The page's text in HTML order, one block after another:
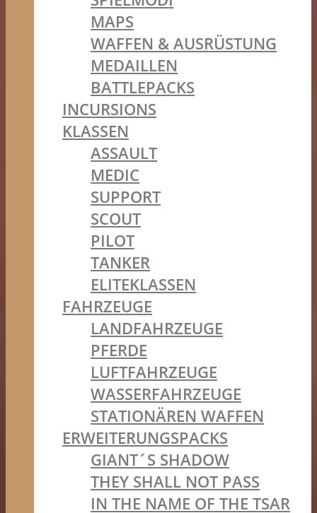
MAPS
WAFFEN & AUSRÜSTUNG
MEDAILLEN
BATTLEPACKS
INCURSIONS
KLASSEN
ASSAULT
MEDIC
SUPPORT
SCOUT
PILOT
TANKER
ELITEKLASSEN
FAHRZEUGE
LANDFAHRZEUGE
PFERDE
LUFTFAHRZEUGE
WASSERFAHRZEUGE
STATIONÄREN WAFFEN
ERWEITERUNGSPACKS
GIANT´S SHADOW
THEY SHALL NOT PASS
IN THE NAME OF THE TSAR